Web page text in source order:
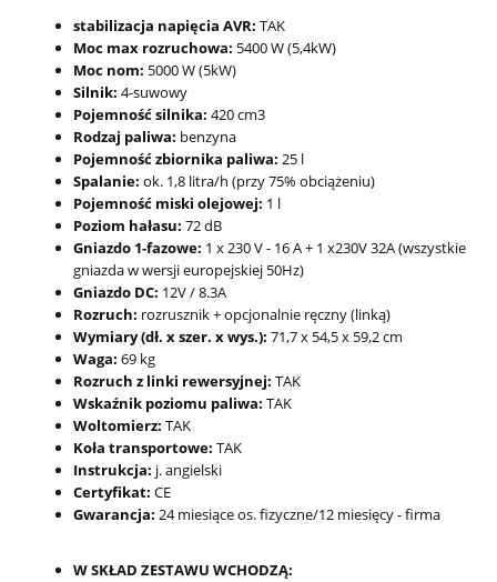
stabilizacja napięcia AVR: TAK
Moc max rozruchowa: 5400 W (5,4kW)
Moc nom: 5000 W (5kW)
Silnik: 4-suwowy
Pojemność silnika: 420 cm3
Rodzaj paliwa: benzyna
Pojemność zbiornika paliwa: 25 l
Spalanie: ok. 1,8 litra/h (przy 75% obciążeniu)
Pojemność miski olejowej: 1 l
Poziom hałasu: 72 dB
Gniazdo 1-fazowe: 1 x 230 V - 16 A + 1 x230V 32A (wszystkie
gniazda w wersji europejskiej 50Hz)
Gniazdo DC: 12V / 8.3A
Rozruch: rozrusznik + opcjonalnie ręczny (linką)
Wymiary (dł. x szer. x wys.): 71,7 x 54,5 x 59,2 cm
Waga: 69 kg
Rozruch z linki rewersyjnej: TAK
Wskaźnik poziomu paliwa: TAK
Woltomierz: TAK
Koła transportowe: TAK
Instrukcja: j. angielski
Certyfikat: CE
Gwarancja: 24 miesiące os. fizyczne/12 miesięcy - firma
W SKŁAD ZESTAWU WCHODZĄ: